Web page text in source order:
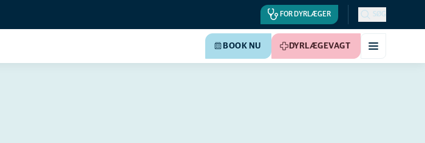
FOR DYRLÆGER SØG
BOOK NU DYRLÆGEVAGT